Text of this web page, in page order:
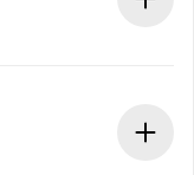
confirme.